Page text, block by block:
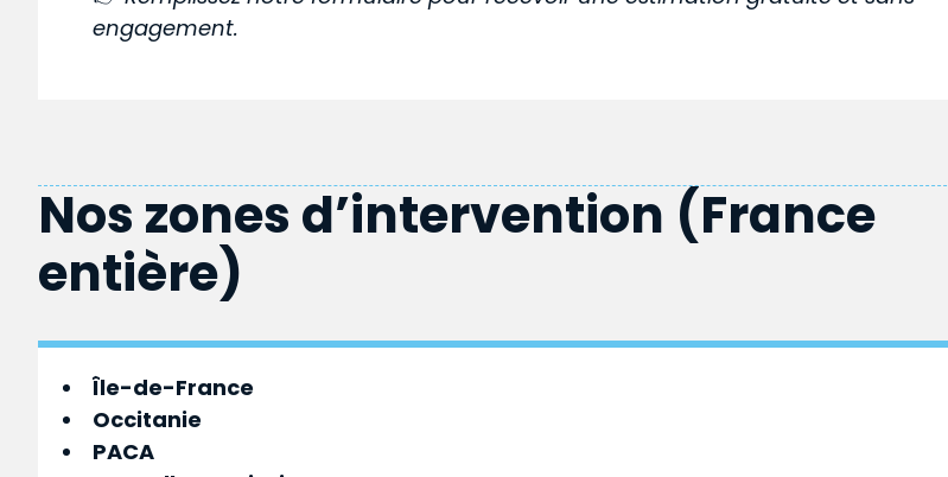
engagement.
Nos zones d’intervention (France
entière)
Île-de-France
Occitanie
PACA